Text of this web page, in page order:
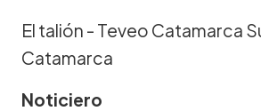
El talión - Teveo Catamarca
Catamarca
Noticiero